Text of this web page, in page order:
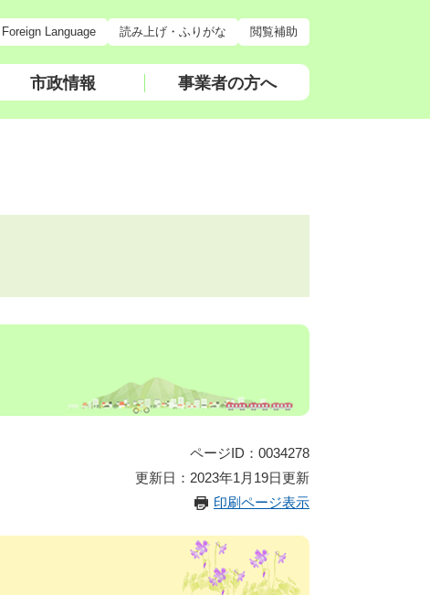
Foreign Language 読み上げ・ふりがな 閲覧補助
市政情報 事業者の方へ
ページID：0034278
更新日：2023年1月19日更新
印刷ページ表示